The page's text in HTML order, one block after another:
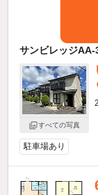
サンビレッジAA-
すべての写真
駐車場あり